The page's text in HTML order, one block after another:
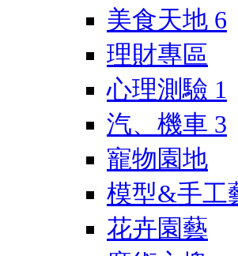
美食天地 6
理財專區
心理測驗 1
汽、機車 3
寵物園地
模型&手工
花卉園藝